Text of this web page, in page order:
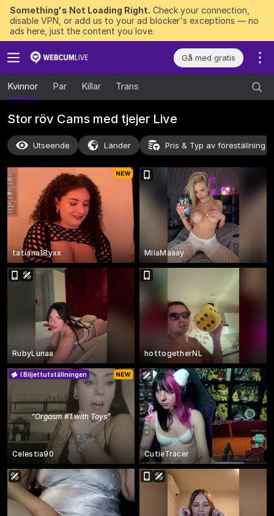
Something's Not Loading Right. Check your connection,
disable VPN, or add us to your ad blocker's exceptions — no
ads here, just the content you love.
Gå med gratis
Kvinnor Par Killar Trans
Stor röv Cams med tjejer Live
Utseende Länder Pris & Typ av föreställning
tatiana18yxx MilaMaaay
RubyLunaa hottogetherNL
“Orgasm #1 with Toys”
I Biljettutställningen
Celestia90 CutieTracer